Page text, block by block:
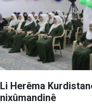
Li Herêma
nixûmandinê